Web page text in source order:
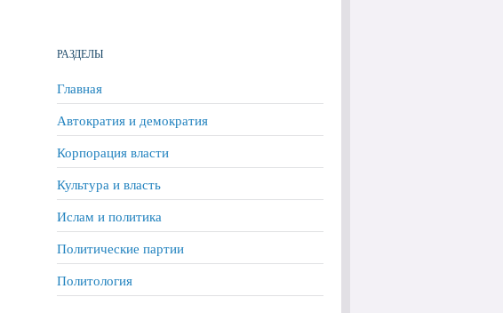
РАЗДЕЛЫ
Главная
Автократия и демократия
Корпорация власти
Культура и власть
Ислам и политика
Политические партии
Политология